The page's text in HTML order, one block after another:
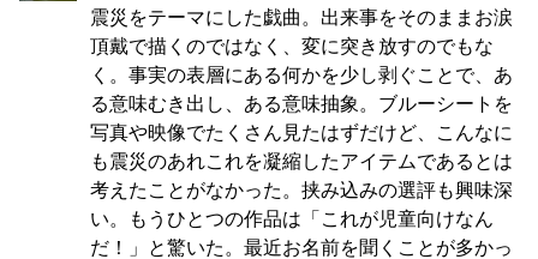
震災をテーマにした戯曲。出来事をそのままお涙
頂戴で描くのではなく、変に突き放すのでもな
く。事実の表層にある何かを少し剥ぐことで、あ
る意味むき出し、ある意味抽象。ブルーシートを
写真や映像でたくさん見たはずだけど、こんなに
も震災のあれこれを凝縮したアイテムであるとは
考えたことがなかった。挟み込みの選評も興味深
い。もうひとつの作品は「これが児童向けなん
だ！」と驚いた。最近お名前を聞くことが多かっ